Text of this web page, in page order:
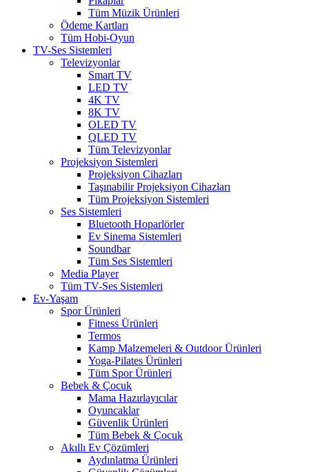
Tüm Müzik Ürünleri
Ödeme Kartları
Tüm Hobi-Oyun
TV-Ses Sistemleri
Televizyonlar
Smart TV
LED TV
4K TV
8K TV
OLED TV
QLED TV
Tüm Televizyonlar
Projeksiyon Sistemleri
Projeksiyon Cihazları
Taşınabilir Projeksiyon Cihazları
Tüm Projeksiyon Sistemleri
Ses Sistemleri
Bluetooth Hoparlörler
Ev Sinema Sistemleri
Soundbar
Tüm Ses Sistemleri
Media Player
Tüm TV-Ses Sistemleri
Ev-Yaşam
Spor Ürünleri
Fitness Ürünleri
Termos
Kamp Malzemeleri & Outdoor Ürünleri
Yoga-Pilates Ürünleri
Tüm Spor Ürünleri
Bebek & Çocuk
Mama Hazırlayıcılar
Oyuncaklar
Güvenlik Ürünleri
Tüm Bebek & Çocuk
Akıllı Ev Çözümleri
Aydınlatma Ürünleri